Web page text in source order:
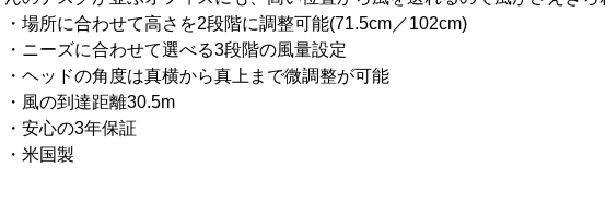
・場所に合わせて高さを2段階に調整可能(71.5cm／102cm)
・ニーズに合わせて選べる3段階の風量設定
・ヘッドの角度は真横から真上まで微調整が可能
・風の到達距離30.5m
・安心の3年保証
・米国製